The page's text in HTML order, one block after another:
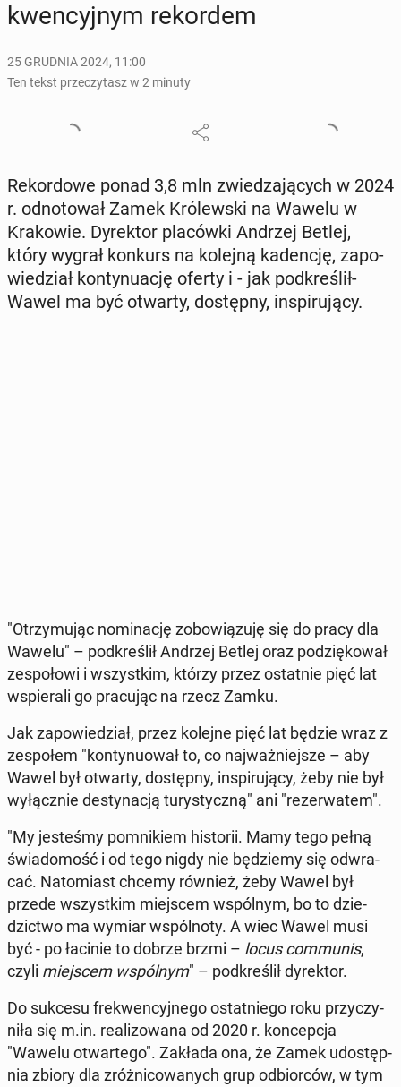
kwen­cyj­nym re­kor­dem
25 GRUDNIA 2024, 11:00
Ten tekst przeczytasz w 2 minuty
Re­kor­do­we ponad 3,8 mln zwie­dza­ją­cych w 2024
r. od­no­to­wał Zamek Kró­lew­ski na Wawelu w
Kra­ko­wie. Dy­rek­tor pla­ców­ki Andrzej Betlej,
który wygrał konkurs na kolejną ka­den­cję, za­po­
wie­dział kon­ty­nu­ację oferty i - jak pod­kre­ślił-
Wawel ma być otwarty, do­stęp­ny, in­spi­ru­ją­cy.
"Otrzy­mu­jąc no­mi­na­cję zo­bo­wią­zu­ję się do pracy dla
Wawelu" – pod­kre­ślił Andrzej Betlej oraz po­dzię­ko­wał
ze­spo­ło­wi i wszyst­kim, którzy przez ostat­nie pięć lat
wspie­ra­li go pra­cu­jąc na rzecz Zamku.
Jak za­po­wie­dział, przez kolejne pięć lat będzie wraz z
ze­spo­łem "kon­ty­nu­ował to, co naj­waż­niej­sze – aby
Wawel był otwarty, do­stęp­ny, in­spi­ru­ją­cy, żeby nie był
wy­łącz­nie de­sty­na­cją tu­ry­stycz­ną" ani "re­zer­wa­tem".
"My je­ste­śmy po­mni­kiem hi­sto­rii. Mamy tego pełną
świa­do­mość i od tego nigdy nie bę­dzie­my się od­wra­
cać. Na­to­miast chcemy również, żeby Wawel był
przede wszyst­kim miej­scem wspól­nym, bo to dzie­
dzic­two ma wymiar wspól­no­ty. A wiec Wawel musi
być - po łacinie to dobrze brzmi – locus com­mu­nis,
czyli miej­scem wspól­nym" – pod­kre­ślił dy­rek­tor.
Do sukcesu fre­kwen­cyj­ne­go ostat­nie­go roku przy­czy­
ni­ła się m.in. re­ali­zo­wa­na od 2020 r. kon­cep­cja
"Wawelu otwar­te­go". Zakłada ona, że Zamek udo­stęp­
nia zbiory dla zróż­ni­co­wa­nych grup od­bior­ców, w tym